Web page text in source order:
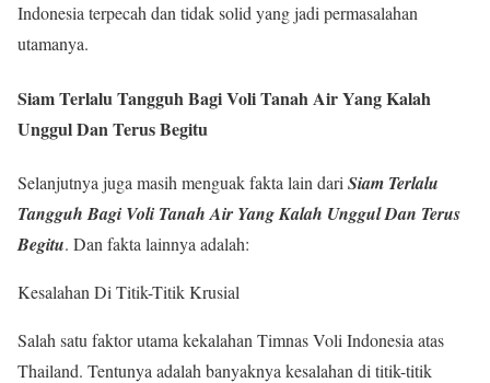
Indonesia terpecah dan tidak solid yang jadi permasalahan
utamanya.
Siam Terlalu Tangguh Bagi Voli Tanah Air Yang Kalah
Unggul Dan Terus Begitu
Selanjutnya juga masih menguak fakta lain dari Siam Terlalu
Tangguh Bagi Voli Tanah Air Yang Kalah Unggul Dan Terus
Begitu. Dan fakta lainnya adalah:
Kesalahan Di Titik-Titik Krusial
Salah satu faktor utama kekalahan Timnas Voli Indonesia atas
Thailand. Tentunya adalah banyaknya kesalahan di titik-titik